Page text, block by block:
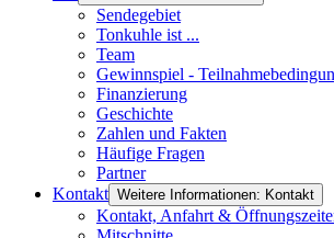
Sendegebiet
Tonkuhle ist ...
Team
Gewinnspiel -
Finanzierung
Geschichte
Zahlen und Fakten
Häufige Fragen
Partner
Kontakt Weitere Informationen: Kontakt
Kontakt, Anfahrt &